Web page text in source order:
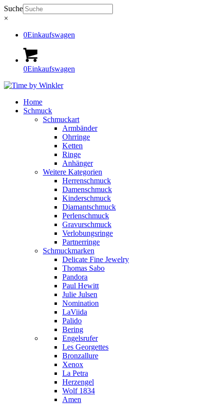
Suche
×
0Einkaufswagen
0Einkaufswagen
Home
Schmuck
Schmuckart
Armbänder
Ohrringe
Ketten
Ringe
Anhänger
Weitere Kategorien
Herrenschmuck
Damenschmuck
Kinderschmuck
Diamantschmuck
Perlenschmuck
Gravurschmuck
Verlobungsringe
Partnerringe
Schmuckmarken
Delicate Fine Jewelry
Thomas Sabo
Pandora
Paul Hewitt
Julie Julsen
Nomination
LaViida
Palido
Bering
Engelsrufer
Les Georgettes
Bronzallure
Xenox
La Petra
Herzengel
Wolf 1834
Amen